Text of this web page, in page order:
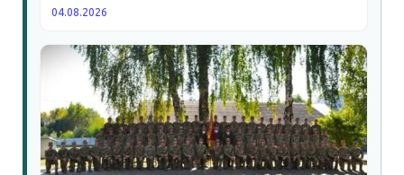
04.08.2026